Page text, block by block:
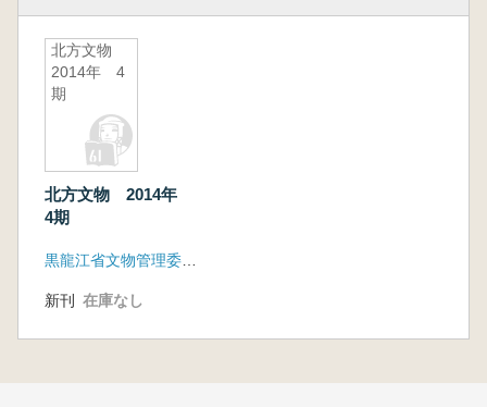
北方文物
2014年 4
期
北方文物 2014年
4期
黒龍江省文物管理委員会
新刊 在庫なし